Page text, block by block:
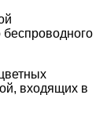
входящих в